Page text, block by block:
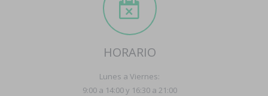
HORARIO
Lunes a Viernes:
9:00 a 14:00 y 16:30 a 21:00